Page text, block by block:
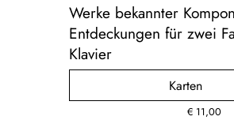
Werke bekannter
Entdeckungen für zwei
Klavier
Karten
€ 11,00